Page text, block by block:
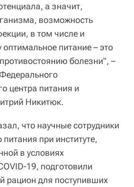
а значит,
возможность
в том числе и
питание – это
болезни", –
центра питания и
Никитюк.
что научные сотрудники
при институте,
в условиях
19, подготовили
рацион для поступивших